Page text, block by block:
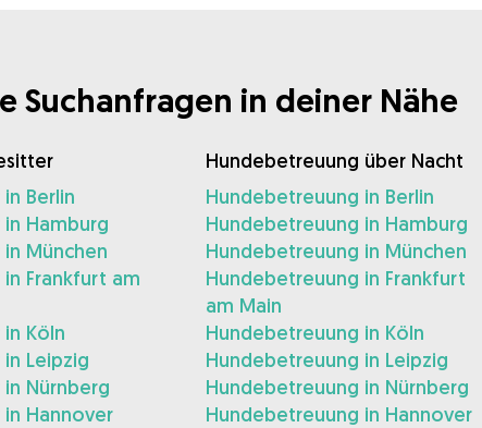
Suchanfragen in deiner Nähe
Berlin
Hamburg
München
Frankfurt am
Köln
Leipzig
Nürnberg
Hannover
Hundebetreuung über Nacht
Hundebetreuung in Berlin
Hundebetreuung in Hamburg
Hundebetreuung in München
Hundebetreuung in Frankfurt
am Main
Hundebetreuung in Köln
Hundebetreuung in Leipzig
Hundebetreuung in Nürnberg
Hundebetreuung in Hannover